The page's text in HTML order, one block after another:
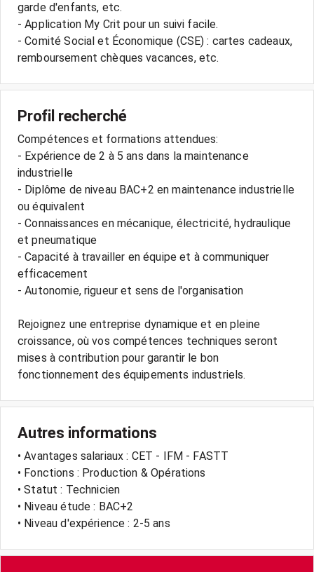
garde d'enfants, etc.
- Application My Crit pour un suivi facile.
- Comité Social et Économique (CSE) : cartes cadeaux,
Profil recherché
Compétences et formations attendues:
- Expérience de 2 à 5 ans dans la maintenance
industrielle
- Diplôme de niveau BAC+2 en maintenance industrielle
ou équivalent
- Connaissances en mécanique, électricité, hydraulique
et pneumatique
- Capacité à travailler en équipe et à communiquer
efficacement
- Autonomie, rigueur et sens de l'organisation
Rejoignez une entreprise dynamique et en pleine
croissance, où vos compétences techniques seront
mises à contribution pour garantir le bon
Autres informations
• Avantages salariaux : CET - IFM - FASTT
• Fonctions : Production & Opérations
• Statut : Technicien
• Niveau étude : BAC+2
• Niveau d'expérience : 2-5 ans